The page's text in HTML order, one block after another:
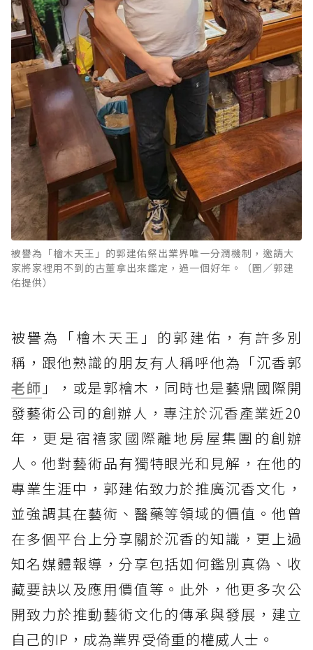
被譽為「檜木天王」的郭建佑祭出業界唯一分潤機制，邀請大
家將家裡用不到的古董拿出來鑑定，過一個好年。（圖／郭建
佑提供）
被譽為「檜木天王」的郭建佑，有許多別
稱，跟他熟識的朋友有人稱呼他為「沉香郭
老師 」，或是郭檜木，同時也是藝鼎國際開
發藝術公司的創辦人，專注於沉香產業近20
年，更是宿禧家國際離地房屋集團的創辦
人。他對藝術品有獨特眼光和見解，在他的
專業生涯中，郭建佑致力於推廣沉香文化，
並強調其在藝術、醫藥等領域的價值。他曾
在多個平台上分享關於沉香的知識，更上過
知名媒體報導，分享包括如何鑑別真偽、收
藏要訣以及應用價值等。此外，他更多次公
開致力於推動藝術文化的傳承與發展，建立
自己的IP，成為業界受倚重的權威人士。